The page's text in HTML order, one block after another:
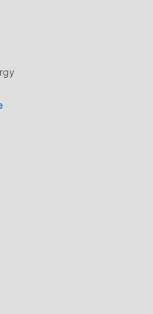
così puoi facilmente
6.0.0. Allo stesso
una piattaforma
consentendoti di
gli amanti dei giochi
aspettando, unisciti a
con tutti i partner globali
Flower Shop Makeover
le mappe e i
Flower Shop Makeover
ai tradizionali
l'esperienza sullo